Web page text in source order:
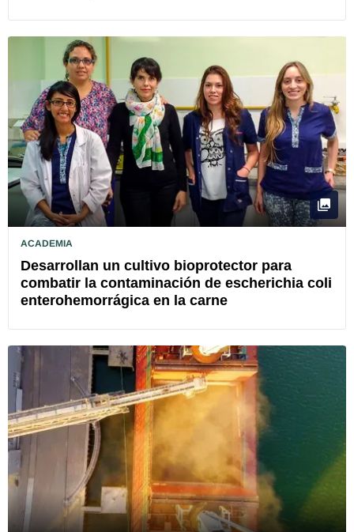
ACADEMIA
Desarrollan un cultivo bioprotector para
combatir la contaminación de escherichia coli
enterohemorrágica en la carne